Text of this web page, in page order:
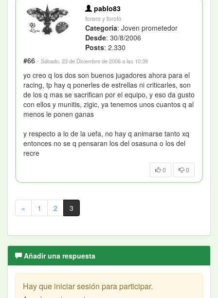
pablo83
forero y forofo
Categoría: Joven prometedor
Desde: 30/8/2006
Posts: 2.330
#66 · Sábado, 23 de Diciembre de 2006 a las 10:39
yo creo q los dos son buenos jugadores ahora para el
racing, tp hay q ponerles de estrellas ni criticarles, son
de los q mas se sacrifican por el equipo, y eso da gusto
con ellos y munitis, zigic, ya tenemos unos cuantos q al
menos le ponen ganas
y respecto a lo de la uefa, no hay q animarse tanto xq
entonces no se q pensaran los del osasuna o los del
recre
0 0
« 1 2 3
Añadir una respuesta
Hay que iniciar sesión para participar.